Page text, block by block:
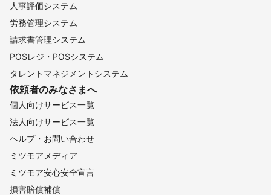
人事評価システム
労務管理システム
請求書管理システム
POSレジ・POSシステム
タレントマネジメントシステム
依頼者のみなさまへ
個人向けサービス一覧
法人向けサービス一覧
ヘルプ・お問い合わせ
ミツモアメディア
ミツモア安心安全宣言
損害賠償補償